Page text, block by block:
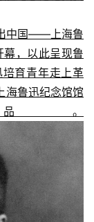
中国——上海鲁
，以此呈现鲁
育青年走上革
海鲁迅纪念馆馆
。